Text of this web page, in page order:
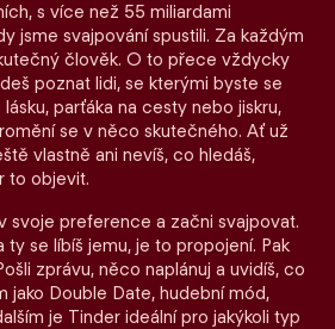
s více než 55 miliardami
jsme svajpování spustili. Za každým
člověk. O to přece vždycky
poznat lidi, se kterými byste se
parťáka na cesty nebo jiskru,
se v něco skutečného. Ať už
vlastně ani nevíš, co hledáš,
to objevit.
svoje preference a začni svajpovat.
ty se líbíš jemu, je to propojení. Pak
zprávu, něco naplánuj a uvidíš, co
jako Double Date, hudební mód,
je Tinder ideální pro jakýkoli typ